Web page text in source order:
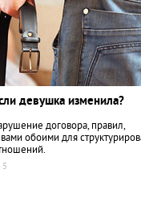
девушка изменила?
договора, правил,
обоими для
5